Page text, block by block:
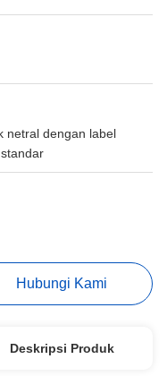
netral dengan label
Hubungi Kami
Deskripsi Produk